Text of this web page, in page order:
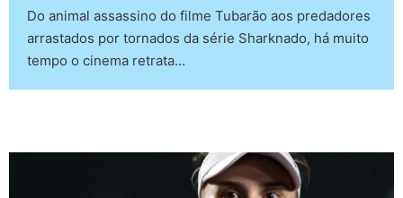
Do animal assassino do filme Tubarão aos predadores
arrastados por tornados da série Sharknado, há muito
tempo o cinema retrata…